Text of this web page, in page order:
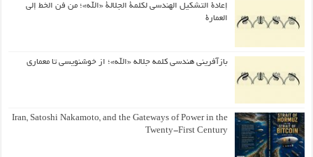
إعادة التشكيل الهندسي لكلمة الجلالة «الله»؛ من فن الخط إلى
العمارة
بازآفرینی هندسی کلمه جلاله «الله»؛ از خوشنویسی تا معماری
Iran, Satoshi Nakamoto, and the Gateways of Power in the
Twenty-First Century